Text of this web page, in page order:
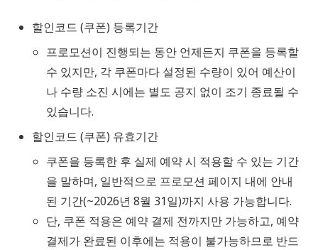
할인코드 (쿠폰) 등록기간
프로모션이 진행되는 동안 언제든지 쿠폰을 등록할
수 있지만, 각 쿠폰마다 설정된 수량이 있어 예산이
나 수량 소진 시에는 별도 공지 없이 조기 종료될 수
있습니다.
할인코드 (쿠폰) 유효기간
쿠폰을 등록한 후 실제 예약 시 적용할 수 있는 기간
을 말하며, 일반적으로 프로모션 페이지 내에 안내
된 기간(~2026년 8월 31일)까지 사용 가능합니다.
단, 쿠폰 적용은 예약 결제 전까지만 가능하고, 예약
결제가 완료된 이후에는 적용이 불가능하므로 반드